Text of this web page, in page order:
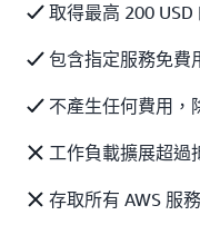
取得最高 200 USD
包含指定服務免費
不產生任何費用，
工作負載擴展超過
存取所有 AWS 服